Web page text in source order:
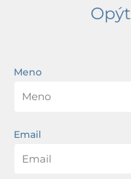
Meno
Email